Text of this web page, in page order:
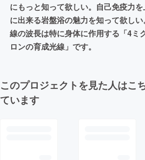
にもっと知って欲しい。自己免疫力
に出来る岩盤浴の魅力を知って欲し
線の波長は特に身体に作用する「4ミ
ロンの育成光線」です。
このプロジェクトを見た人はこ
ています